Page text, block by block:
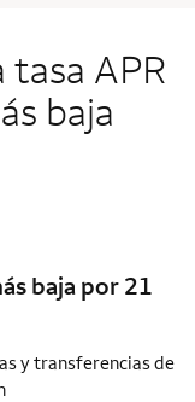
APR
baja
baja por 21
y transferencias de